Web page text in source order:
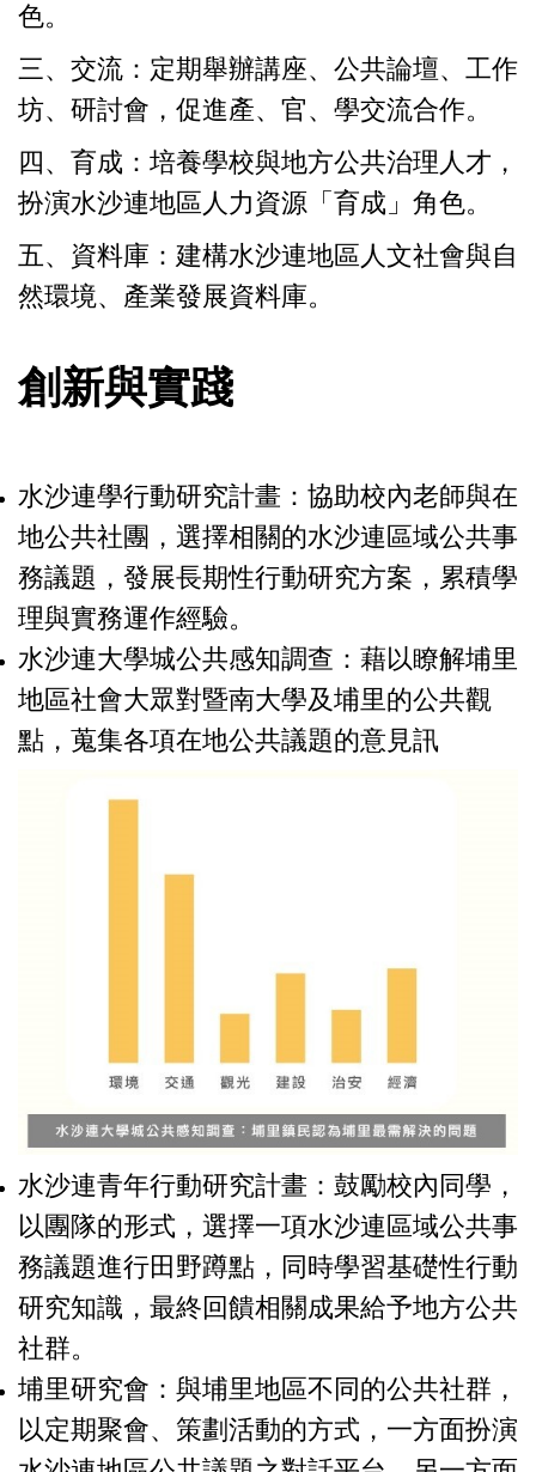
色。
三、交流：定期舉辦講座、公共論壇、工作
坊、研討會，促進產、官、學交流合作。
四、育成：培養學校與地方公共治理人才，
扮演水沙連地區人力資源「育成」角色。
五、資料庫：建構水沙連地區人文社會與自
然環境、產業發展資料庫。
創新與實踐
水沙連學行動研究計畫：協助校內老師與在
地公共社團，選擇相關的水沙連區域公共事
務議題，發展長期性行動研究方案，累積學
理與實務運作經驗。
水沙連大學城公共感知調查：藉以瞭解埔里
地區社會大眾對暨南大學及埔里的公共觀
點，蒐集各項在地公共議題的意見訊
水沙連青年行動研究計畫：鼓勵校內同學，
以團隊的形式，選擇一項水沙連區域公共事
務議題進行田野蹲點，同時學習基礎性行動
研究知識，最終回饋相關成果給予地方公共
社群。
埔里研究會：與埔里地區不同的公共社群，
以定期聚會、策劃活動的方式，一方面扮演